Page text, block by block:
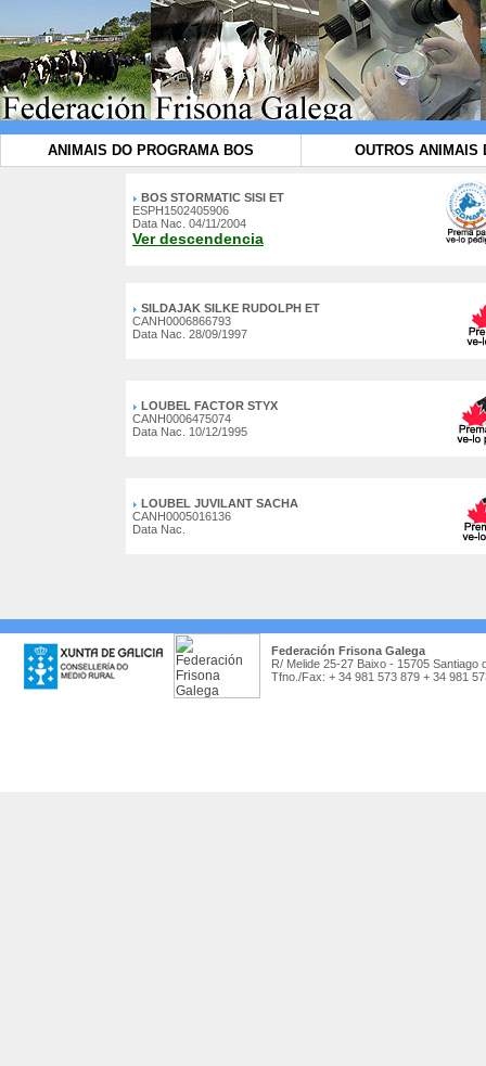
ANIMAIS DO PROGRAMA BOS OUTROS ANIMAIS
BOS STORMATIC SISI ET
ESPH1502405906
Data Nac. 04/11/2004
Ver descendencia
SILDAJAK SILKE RUDOLPH ET
CANH0006866793
Data Nac. 28/09/1997
LOUBEL FACTOR STYX
CANH0006475074
Data Nac. 10/12/1995
LOUBEL JUVILANT SACHA
CANH0005016136
Data Nac.
Federación Frisona Galega
R/ Melide 25-27 Baixo - 15705 Santiago
Tfno./Fax: + 34 981 573 879 + 34 981